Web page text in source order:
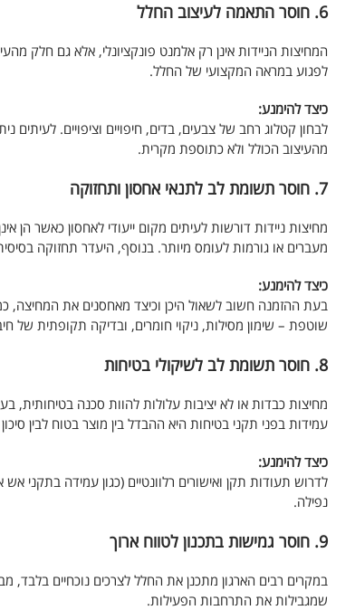
6. חוסר התאמה לעיצוב החלל
המחיצות הניידות אינן רק אלמנט פונקציונלי, אלא גם חלק
לפגוע במראה המקצועי של החלל.
כיצד להימנע:
לבחון קטלוג רחב של צבעים, בדים, חיפויים וציפויים.
מהעיצוב הכולל ולא כתוספת מקרית.
7. חוסר תשומת לב לתנאי אחסון ותחזוקה
מחיצות ניידות דורשות לעיתים מקום ייעודי לאחסון כאשר
מעברים או גורמות לעומס מיותר. בנוסף, היעדר תחזוקה
כיצד להימנע:
בעת ההזמנה חשוב לשאול היכן וכיצד מאחסנים את המחיצה,
שוטפת – שימון מסילות, ניקוי חומרים, ובדיקה תקופתית של
8. חוסר תשומת לב לשיקולי בטיחות
מחיצות כבדות או לא יציבות עלולות להוות סכנה
עמידות בפני תקני בטיחות היא ההבדל בין מוצר בטוח לבין
כיצד להימנע:
לדרוש תעודות תקן ואישורים רלוונטיים (כגון עמידה בתקני
נפילה.
9. חוסר גמישות בתכנון לטווח ארוך
במקרים רבים הארגון מתכנן את החלל לצרכים נוכחיים בלבד,
שמגבילות את התרחבות הפעילות.